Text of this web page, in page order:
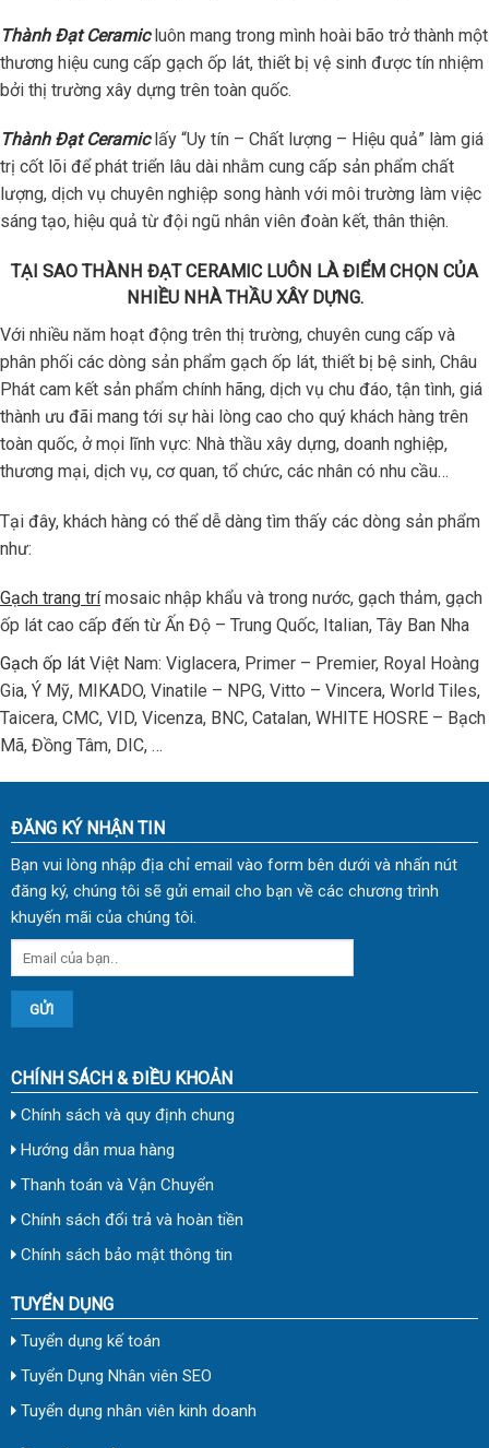
Thành Đạt Ceramicluôn mang trong mình hoài bão trở thành một
thương hiệu cung cấp gạch ốp lát, thiết bị vệ sinh được tín nhiệm
bởi thị trường xây dựng trên toàn quốc.
Thành Đạt Ceramiclấy “Uy tín – Chất lượng – Hiệu quả” làm giá
trị cốt lõi để phát triển lâu dài nhằm cung cấp sản phẩm chất
lượng, dịch vụ chuyên nghiệp song hành với môi trường làm việc
sáng tạo, hiệu quả từ đội ngũ nhân viên đoàn kết, thân thiện.
TẠI SAO THÀNH ĐẠT CERAMIC LUÔN LÀ ĐIỂM CHỌN CỦA
NHIỀU NHÀ THẦU XÂY DỰNG.
Với nhiều năm hoạt động trên thị trường, chuyên cung cấp và
phân phối các dòng sản phẩm gạch ốp lát, thiết bị bệ sinh, Châu
Phát cam kết sản phẩm chính hãng, dịch vụ chu đáo, tận tình, giá
thành ưu đãi mang tới sự hài lòng cao cho quý khách hàng trên
toàn quốc, ở mọi lĩnh vực: Nhà thầu xây dựng, doanh nghiệp,
thương mại, dịch vụ, cơ quan, tổ chức, các nhân có nhu cầu…
Tại đây, khách hàng có thể dễ dàng tìm thấy các dòng sản phẩm
như:
Gạch trang trímosaic nhập khẩu và trong nước, gạch thảm, gạch
ốp lát cao cấp đến từ Ấn Độ – Trung Quốc, Italian, Tây Ban Nha
Gạch ốp lát Việt Nam: Viglacera, Primer – Premier, Royal Hoàng
Gia, Ý Mỹ, MIKADO, Vinatile – NPG, Vitto – Vincera, World Tiles,
Taicera, CMC, VID, Vicenza, BNC, Catalan, WHITE HOSRE – Bạch
Mã, Đồng Tâm, DIC, …
ĐĂNG KÝ NHẬN TIN
Bạn vui lòng nhập địa chỉ email vào form bên dưới và nhấn nút
đăng ký, chúng tôi sẽ gửi email cho bạn về các chương trình
khuyến mãi của chúng tôi.
CHÍNH SÁCH & ĐIỀU KHOẢN
Chính sách và quy định chung
Hướng dẫn mua hàng
Thanh toán và Vận Chuyển
Chính sách đổi trả và hoàn tiền
Chính sách bảo mật thông tin
TUYỂN DỤNG
Tuyển dụng kế toán
Tuyển Dụng Nhân viên SEO
Tuyển dụng nhân viên kinh doanh